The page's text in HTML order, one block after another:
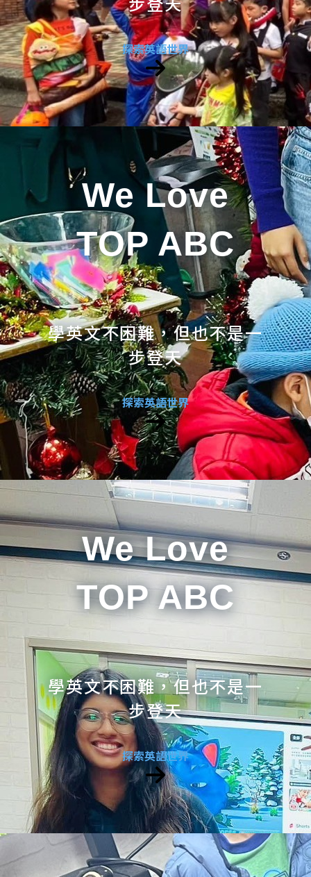
探索英語世界
We Love
TOP ABC
學英文不困難，但也不是一
步登天
探索英語世界
We Love
TOP ABC
學英文不困難，但也不是一
步登天
探索英語世界